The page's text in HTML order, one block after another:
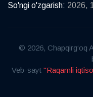
So'ngi o'zgarish: 2026,
© 2026, Chapqirg‘oq
Veb-sayt "Raqamli